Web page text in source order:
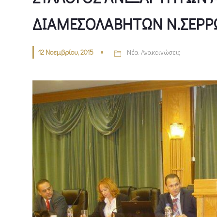
ΔΙΑΜΕΣΟΛΑΒΗΤΩΝ
12 Νοεμβρίου, 2015 Νέα-Ανακοινώσεις